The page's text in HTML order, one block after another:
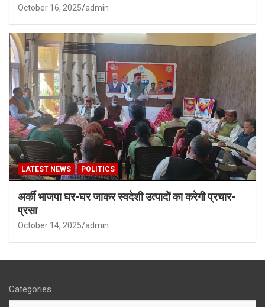
October 16, 2025 admin
LATEST NEWS POLITICS
अर्की भाजपा घर-घर जाकर स्वदेशी उत्पादों का करेगी प्रचार-
प्रसा
October 14, 2025 admin
Categories